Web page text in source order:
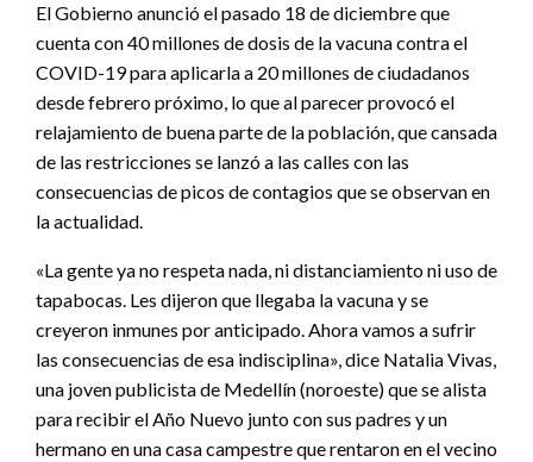
El Gobierno anunció el pasado 18 de diciembre que
cuenta con 40 millones de dosis de la vacuna contra el
COVID-19 para aplicarla a 20 millones de ciudadanos
desde febrero próximo, lo que al parecer provocó el
relajamiento de buena parte de la población, que cansada
de las restricciones se lanzó a las calles con las
consecuencias de picos de contagios que se observan en
la actualidad.
«La gente ya no respeta nada, ni distanciamiento ni uso de
tapabocas. Les dijeron que llegaba la vacuna y se
creyeron inmunes por anticipado. Ahora vamos a sufrir
las consecuencias de esa indisciplina», dice Natalia Vivas,
una joven publicista de Medellín (noroeste) que se alista
para recibir el Año Nuevo junto con sus padres y un
hermano en una casa campestre que rentaron en el vecino